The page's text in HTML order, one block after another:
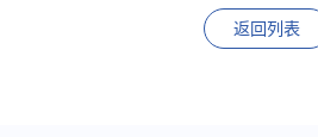
返回列表